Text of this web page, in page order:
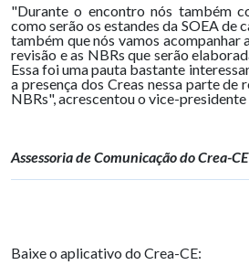
"Durante o encontro nós também
como serão os estandes da SOEA de
também que nós vamos acompanhar
revisão e as NBRs que serão
Essa foi uma pauta bastante
a presença dos Creas nessa parte de
NBRs", acrescentou o vice-presidente
Assessoria de Comunicação do Crea-CE
Baixe o aplicativo do Crea-CE: